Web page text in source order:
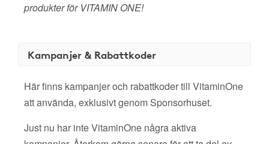
produkter för VITAMIN ONE!
Kampanjer & Rabattkoder
Här finns kampanjer och rabattkoder till VitaminOne
att använda, exklusivt genom Sponsorhuset.
Just nu har inte VitaminOne några aktiva